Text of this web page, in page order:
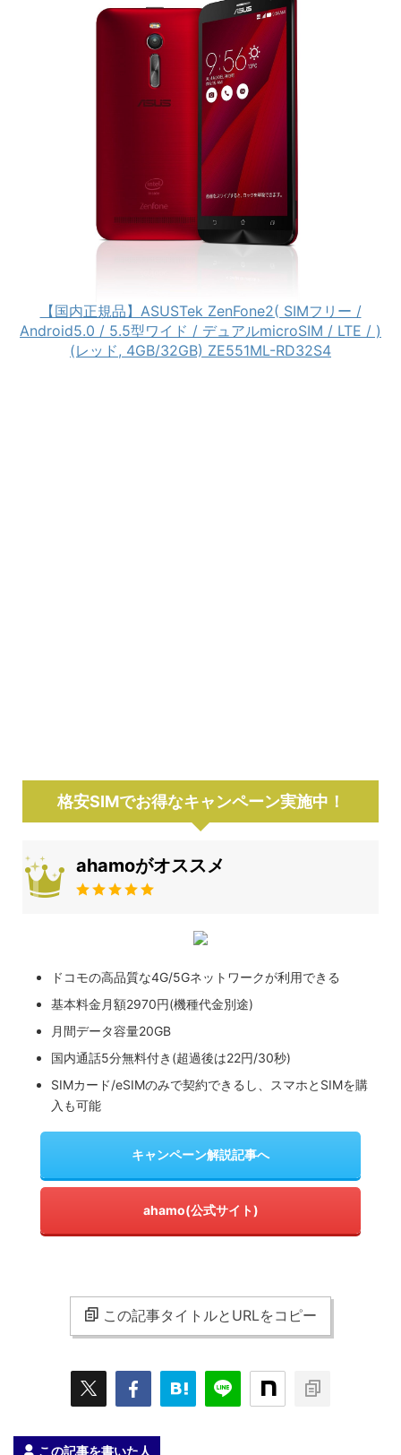
【国内正規品】ASUSTek ZenFone2( SIMフリー /
Android5.0 / 5.5型ワイド / デュアルmicroSIM / LTE / )
(レッド, 4GB/32GB) ZE551ML-RD32S4
格安SIMでお得なキャンペーン実施中！
ahamoがオススメ
ドコモの高品質な4G/5Gネットワークが利用できる
基本料金月額2970円(機種代金別途)
月間データ容量20GB
国内通話5分無料付き(超過後は22円/30秒)
SIMカード/eSIMのみで契約できるし、スマホとSIMを購
入も可能
キャンペーン解説記事へ
ahamo(公式サイト)
この記事タイトルとURLをコピー
この記事を書いた人